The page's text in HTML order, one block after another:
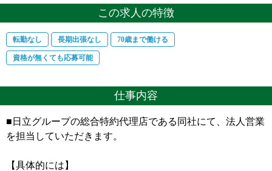
この求人の特徴
転勤なし 長期出張なし 70歳まで働ける
資格が無くても応募可能
仕事内容
■日立グループの総合特約代理店である同社にて、法人営業
を担当していただきます。
【具体的には】